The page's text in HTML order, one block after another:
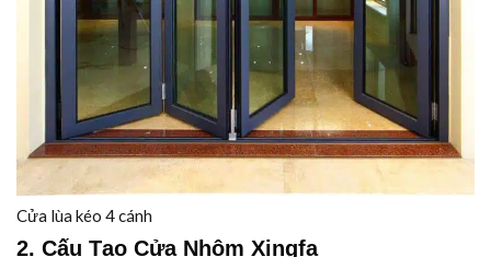
Cửa lùa kéo 4 cánh
2. Cấu Tạo Cửa Nhôm Xingfa